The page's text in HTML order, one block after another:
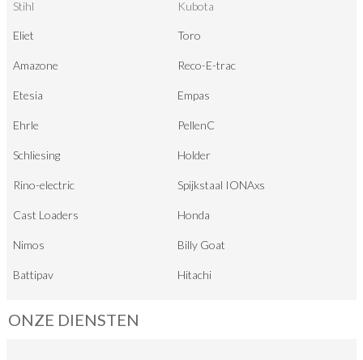
Stihl Kubota
Eliet Toro
Amazone Reco-E-trac
Etesia Empas
Ehrle PellenC
Schliesing Holder
Rino-electric Spijkstaal IONAxs
Cast Loaders Honda
Nimos Billy Goat
Battipav Hitachi
ONZE DIENSTEN